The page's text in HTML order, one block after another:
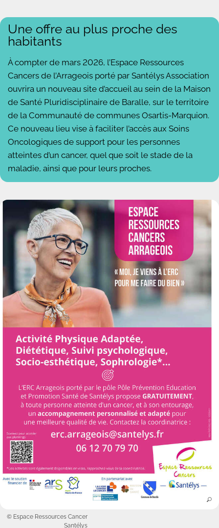
Une offre au plus proche des
habitants
À compter de mars 2026, l’Espace Ressources
Cancers de l’Arrageois porté par Santélys Association
ouvrira un nouveau site d’accueil au sein de la Maison
de Santé Pluridisciplinaire de Baralle, sur le territoire
de la Communauté de communes Osartis-Marquion.
Ce nouveau lieu vise à faciliter l’accès aux Soins
Oncologiques de support pour les personnes
atteintes d’un cancer, quel que soit le stade de la
maladie, ainsi que pour leurs proches.
© Espace Ressources Cancer
Santélys